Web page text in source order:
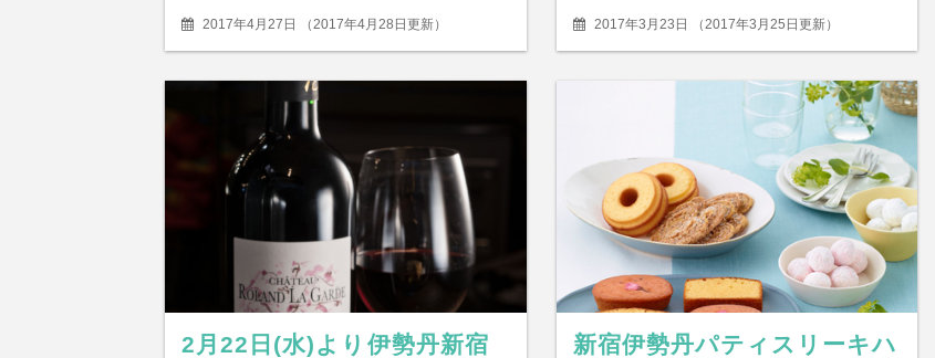
2017年4月27日 （2017年4月28日更新） 2017年3月23日 （2017年3月25日更新）
2月22日(水)より伊勢丹新宿
新宿伊勢丹パティスリーキハ